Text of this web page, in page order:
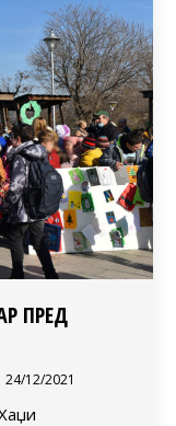
ПРЕД
24/12/2021